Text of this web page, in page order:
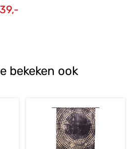
bekeken ook